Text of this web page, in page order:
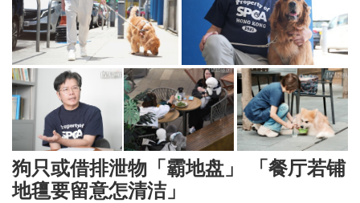
狗只或借排泄物「霸地盘」 「餐厅若铺
地氊要留意怎清洁」